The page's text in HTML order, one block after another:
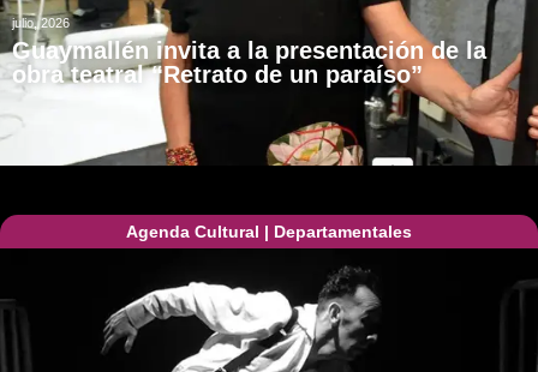
julio, 2026
Guaymallén invita a la presentación de la
obra teatral “Retrato de un paraíso”
Agenda Cultural | Departamentales